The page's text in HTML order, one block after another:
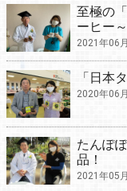
至極の
ーヒー～
2021年06
「日本
2020年06
たんぽ
品！
2021年05